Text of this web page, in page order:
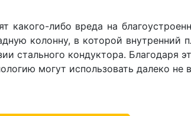
какого-либо вреда на
колонну, в которой внутренний
стального кондуктора. Благодаря
могут использовать далеко не